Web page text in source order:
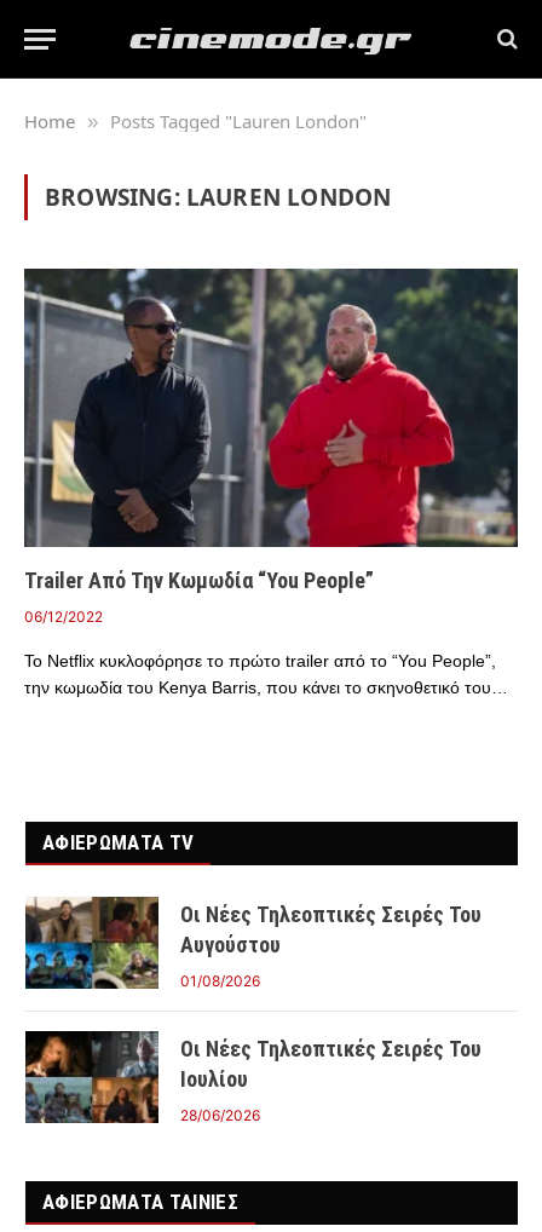
Home » Posts Tagged "Lauren London"
BROWSING: LAUREN LONDON
Trailer Από Την Κωμωδία “You People”
06/12/2022
Το Netflix κυκλοφόρησε το πρώτο trailer από το “You People”,
την κωμωδία του Kenya Barris, που κάνει το σκηνοθετικό του…
ΑΦΙΕΡΩΜΑΤΑ TV
Οι Νέες Τηλεοπτικές Σειρές Του
Αυγούστου
01/08/2026
Οι Νέες Τηλεοπτικές Σειρές Του
Ιουλίου
28/06/2026
ΑΦΙΕΡΩΜΑΤΑ ΤΑΙΝΊΕΣ